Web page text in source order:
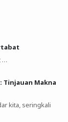
…
Tinjauan Makna
kita, seringkali